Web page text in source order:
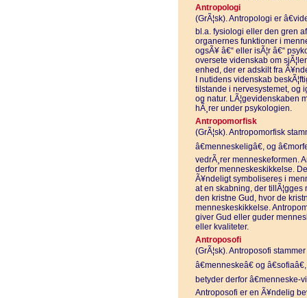
Antropologi
(GrÃ¦sk). Antropologi er
bl.a. fysiologi eller den gren
organernes funktioner i
ogsÃ¥ â€“ eller isÃ¦r â€“
oversete videnskab om
enhed, der er adskilt fra
I nutidens videnskab
tilstande i nervesystemet, og
og natur. LÃ¦gevidenskaben
hÃ¸rer under psykologien.
Antropomorfisk
(GrÃ¦sk). Antropomorfisk
â€menneskeligâ€, og
vedrÃ¸rer menneskeformen.
derfor menneskeskikkelse.
Ã¥ndeligt symboliseres i
at en skabning, der
den kristne Gud, hvor de
menneskeskikkelse.
giver Gud eller guder
eller kvaliteter.
Antroposofi
(GrÃ¦sk). Antroposofi
â€menneskeâ€ og
betyder derfor â€menneske-
Antroposofi er en Ã¥ndelig